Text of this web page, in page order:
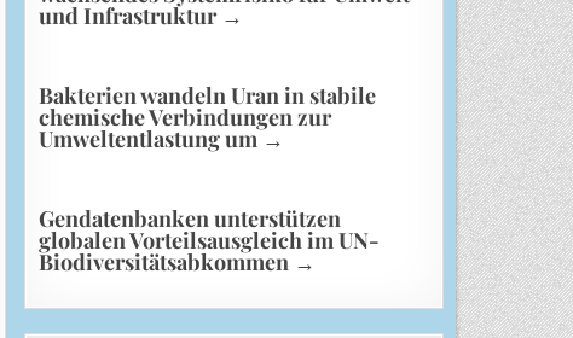
und Infrastruktur →
Bakterien wandeln Uran in stabile
chemische Verbindungen zur
Umweltentlastung um→
Gendatenbanken unterstützen
globalen Vorteilsausgleich im UN-
Biodiversitätsabkommen →